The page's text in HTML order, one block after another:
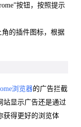
按钮，按照提示
的插件图标，根据
浏览器的广告拦截
站显示广告还是通过
获得更好的浏览体